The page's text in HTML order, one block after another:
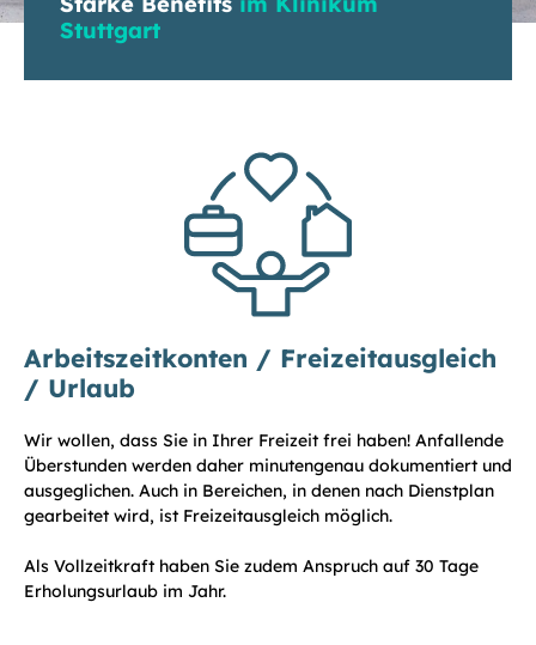
Stuttgart
Arbeitszeitkonten / Freizeitausgleich
/ Urlaub
Wir wollen, dass Sie in Ihrer Freizeit frei haben! Anfallende
Überstunden werden daher minutengenau dokumentiert und
ausgeglichen. Auch in Bereichen, in denen nach Dienstplan
gearbeitet wird, ist Freizeitausgleich möglich.
Als Vollzeitkraft haben Sie zudem Anspruch auf 30 Tage
Erholungsurlaub im Jahr.